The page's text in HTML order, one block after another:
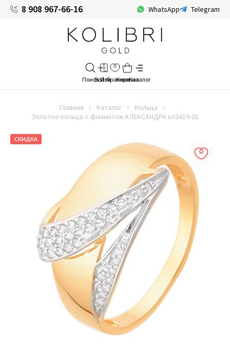
8 908 967-66-16 WhatsApp Telegram
Главная Каталог
Кольца
Золотое кольцо с фианитом АЛЕКСАНДРА кл2419-01
СКИДКА